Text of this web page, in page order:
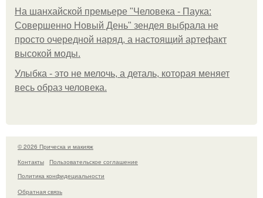
На шанхайской премьере "Человека - Паука:
Совершенно Новый День" зендея выбрала не
просто очередной наряд, а настоящий артефакт
высокой моды.
Улыбка - это не мелочь, а деталь, которая меняет
весь образ человека.
© 2026 Прическа и макияж
Контакты
Пользовательское соглашение
Политика конфидециальности
Обратная связь